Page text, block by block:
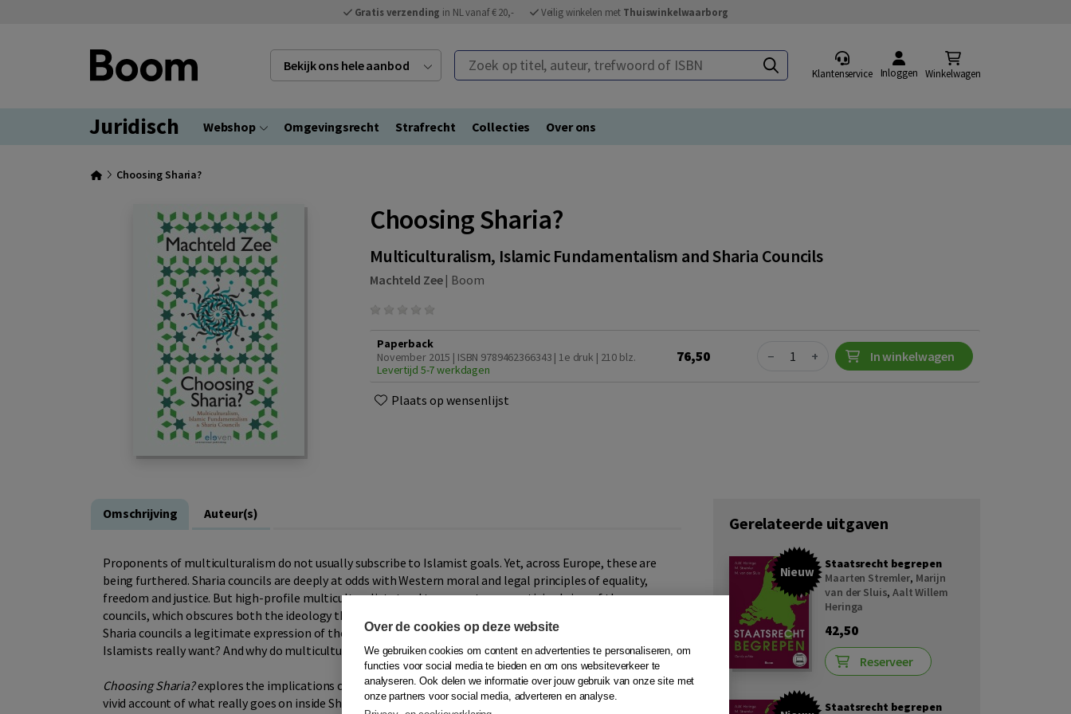
Gratis verzending in NL vanaf € 20,- Veilig winkelen met Thuiswinkelwaarborg
Bekijk ons hele aanbod Zoek op titel, auteur, trefwoord of ISBN
Klantenservice Inloggen Winkelwagen
Juridisch Webshop Omgevingsrecht Strafrecht Collecties Over ons
Choosing Sharia?
Choosing Sharia?
Multiculturalism, Islamic Fundamentalism and Sharia Councils
Machteld Zee| Boom
Paperback
November 2015 | ISBN 9789462366343 | 1e druk | 210 blz.
Levertijd 5-7 werkdagen
76,50 Quantity
− + In winkelwagen
Plaats op wensenlijst
Omschrijving Auteur(s)
Proponents of multiculturalism do not usually subscribe to Islamist goals. Yet, across Europe, these are
being furthered. Sharia councils are deeply at odds with Western moral and legal principles of equality,
freedom and justice. But high-profile multiculturalists tend to present a romanticised view of these
councils, which obscures both the ideology that motivates them and their practical consequences. Are
Sharia councils a legitimate expression of the longing for identity, as multiculturalists claim? What do
Islamists really want? And why do multiculturalists find it so difficult to counter their claims?
Choosing Sharia?explores the implications of multiculturalism and Islamic fundamentalism. It provides a
vivid account of what really goes on inside Sharia councils, and discusses the challenges they pose to
Gerelateerde uitgaven
Nieuw
Staatsrecht begrepen
Maarten Stremler, Marijn
van der Sluis,Aalt Willem
Heringa
42,50
Reserveer
Staatsrecht begrepen
Over de cookies op deze website
We gebruiken cookies om content en advertenties te personaliseren, om
functies voor social media te bieden en om ons websiteverkeer te
analyseren. Ook delen we informatie over jouw gebruik van onze site met
onze partners voor social media, adverteren en analyse.